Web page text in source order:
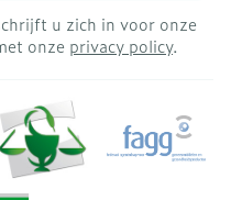
u zich in voor onze
onze privacy policy.